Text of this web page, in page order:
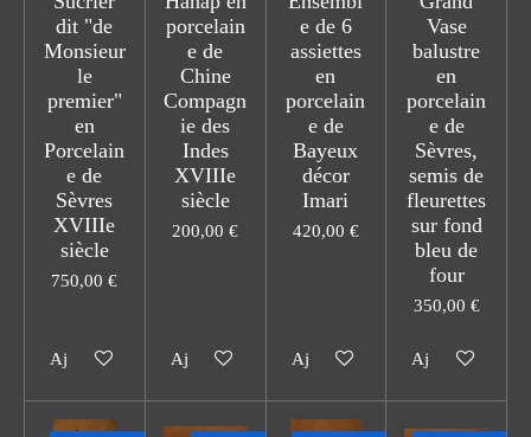
dit "de
Monsieur
le
premier"
en
Porcelain
e de
Sèvres
XVIIIe
siècle
750,00 €
Ajouter au panier
porcelain
e de
Chine
Compagn
ie des
Indes
XVIIIe
siècle
200,00 €
Ajouter au panier
e de 6
assiettes
en
porcelain
e de
Bayeux
décor
Imari
420,00 €
Ajouter au panier
Vase
balustre
en
porcelain
e de
Sèvres,
semis de
fleurettes
sur fond
bleu de
four
350,00 €
Ajouter au